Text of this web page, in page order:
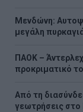
Μενδώνη:
μεγάλη
ΠΑΟΚ –
προκριματικό
Από τη
γεωτρήσεις στο